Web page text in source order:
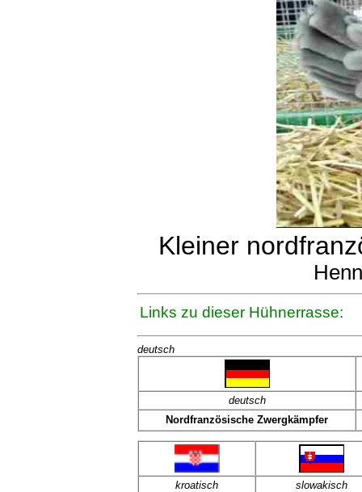
Kleiner
Links zu dieser Hühnerrasse:
deutsch
deutsch
Nordfranzösische Zwergkämpfer
kroatisch slowakisch